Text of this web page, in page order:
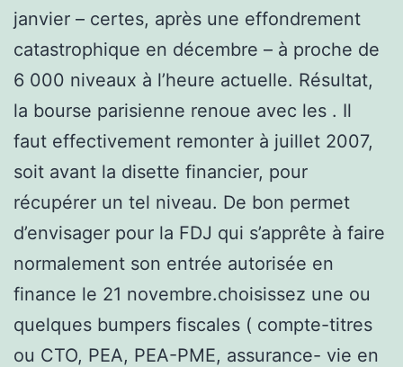
janvier – certes, après une effondrement
catastrophique en décembre – à proche de
6 000 niveaux à l’heure actuelle. Résultat,
la bourse parisienne renoue avec les . Il
faut effectivement remonter à juillet 2007,
soit avant la disette financier, pour
récupérer un tel niveau. De bon permet
d’envisager pour la FDJ qui s’apprête à faire
normalement son entrée autorisée en
finance le 21 novembre.choisissez une ou
quelques bumpers fiscales ( compte-titres
ou CTO, PEA, PEA-PME, assurance- vie en